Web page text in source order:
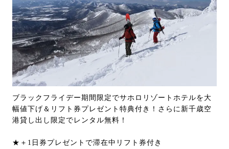
ブラックフライデー期間限定でサホロリゾートホテルを大
幅値下げ＆リフト券プレゼント特典付き！さらに新千歳空
港貸し出し限定でレンタル無料！
★＋1日券プレゼントで滞在中リフト券付き